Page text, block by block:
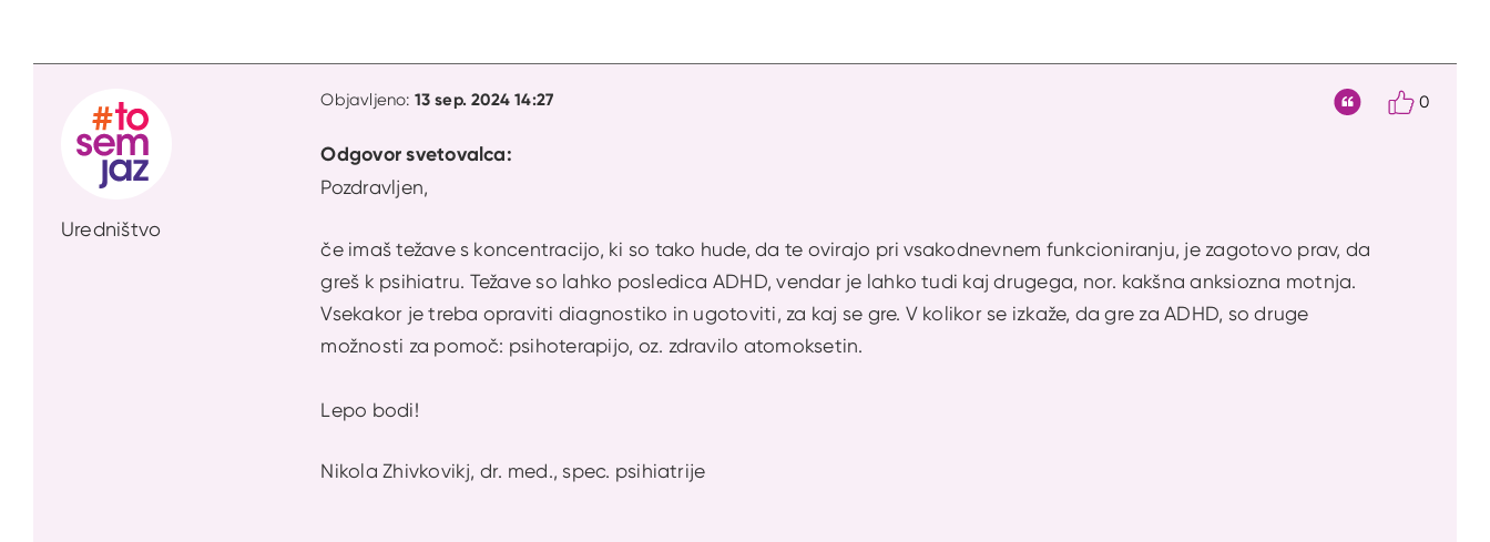
Uredništvo
Objavljeno: 13 sep. 2024 14:27
Odgovor svetovalca:
Pozdravljen,
če imaš težave s koncentracijo, ki so tako hude, da te ovirajo pri vsakodnevnem funkcioniranju, je zagotovo prav, da
greš k psihiatru. Težave so lahko posledica ADHD, vendar je lahko tudi kaj drugega, nor. kakšna anksiozna motnja.
Vsekakor je treba opraviti diagnostiko in ugotoviti, za kaj se gre. V kolikor se izkaže, da gre za ADHD, so druge
možnosti za pomoč: psihoterapijo, oz. zdravilo atomoksetin.
Lepo bodi!
Nikola Zhivkovikj, dr. med., spec. psihiatrije
0